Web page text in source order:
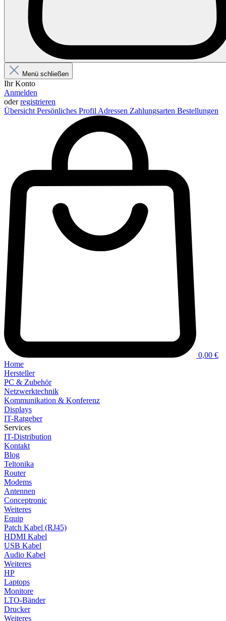
Menü schließen
Ihr Konto
Anmelden
oderregistrieren
Übersicht Persönliches Profil Adressen Zahlungsarten Bestellungen
0,00 €
Home
Hersteller
PC & Zubehör
Netzwerktechnik
Kommunikation & Konferenz
Displays
IT-Ratgeber
Services
IT-Distribution
Kontakt
Blog
Teltonika
Router
Modems
Antennen
Conceptronic
Weiteres
Equip
Patch Kabel (RJ45)
HDMI Kabel
USB Kabel
Audio Kabel
Weiteres
HP
Laptops
Monitore
LTO-Bänder
Drucker
Weiteres